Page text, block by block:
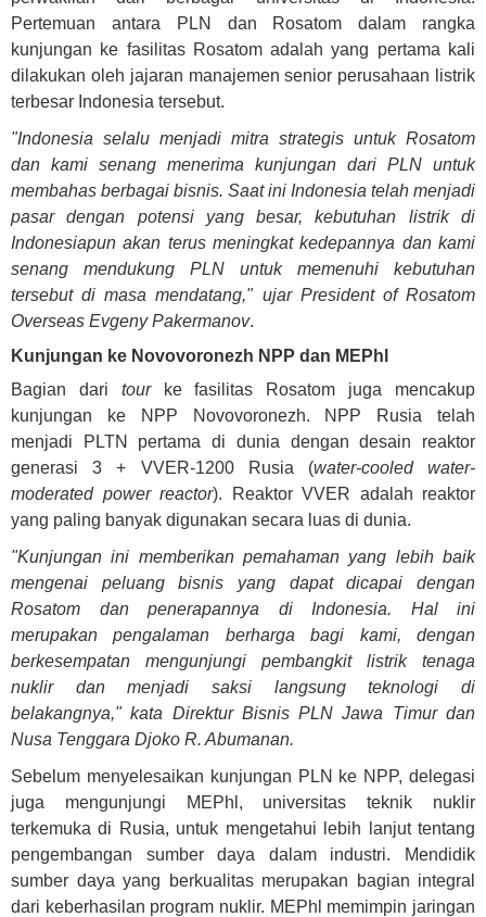
Pertemuan antara PLN dan Rosatom dalam rangka
kunjungan ke fasilitas Rosatom adalah yang pertama kali
dilakukan oleh jajaran manajemen senior perusahaan listrik
terbesar Indonesia tersebut.
"Indonesia selalu menjadi mitra strategis untuk Rosatom
dan kami senang menerima kunjungan dari PLN untuk
membahas berbagai bisnis. Saat ini Indonesia telah menjadi
pasar dengan potensi yang besar, kebutuhan listrik di
Indonesiapun akan terus meningkat kedepannya dan kami
senang mendukung PLN untuk memenuhi kebutuhan
tersebut di masa mendatang," ujar President of Rosatom
Overseas Evgeny Pakermanov.
Kunjungan ke Novovoronezh NPP dan MEPhl
Bagian dari tourke fasilitas Rosatom juga mencakup
kunjungan ke NPP Novovoronezh. NPP Rusia telah
menjadi PLTN pertama di dunia dengan desain reaktor
generasi 3 + VVER-1200 Rusia (water-cooled water-
moderated power reactor). Reaktor VVER adalah reaktor
yang paling banyak digunakan secara luas di dunia.
"Kunjungan ini memberikan pemahaman yang lebih baik
mengenai peluang bisnis yang dapat dicapai dengan
Rosatom dan penerapannya di Indonesia. Hal ini
merupakan pengalaman berharga bagi kami, dengan
berkesempatan mengunjungi pembangkit listrik tenaga
nuklir dan menjadi saksi langsung teknologi di
belakangnya," kata Direktur Bisnis PLN Jawa Timur dan
Nusa Tenggara Djoko R. Abumanan.
Sebelum menyelesaikan kunjungan PLN ke NPP, delegasi
juga mengunjungi MEPhl, universitas teknik nuklir
terkemuka di Rusia, untuk mengetahui lebih lanjut tentang
pengembangan sumber daya dalam industri. Mendidik
sumber daya yang berkualitas merupakan bagian integral
dari keberhasilan program nuklir. MEPhl memimpin jaringan